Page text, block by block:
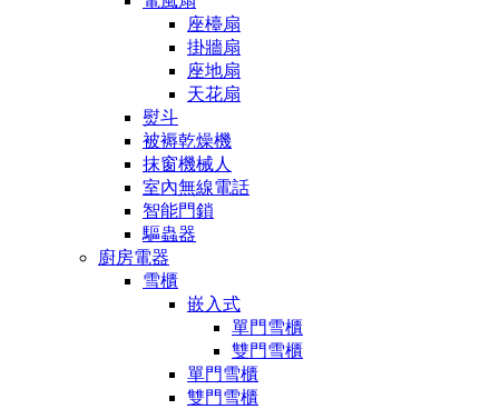
座檯扇
掛牆扇
座地扇
天花扇
熨斗
被褥乾燥機
抹窗機械人
室內無線電話
智能門鎖
驅蟲器
廚房電器
雪櫃
嵌入式
單門雪櫃
雙門雪櫃
單門雪櫃
雙門雪櫃